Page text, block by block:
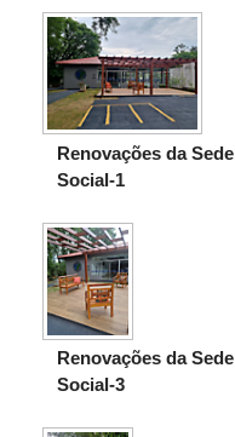
Renovações da Sede
Social-1
Renovações da Sede
Social-3